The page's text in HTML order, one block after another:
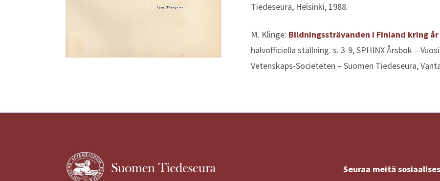
Tiedeseura, Helsinki, 1988.
M. Klinge: Bildningssträvanden i Finland kring år
halvofficiella ställning. s. 3-9, SPHINX Årsbok –
Vetenskaps-Societeten – Suomen Tiedeseura,
Seuraa meitä